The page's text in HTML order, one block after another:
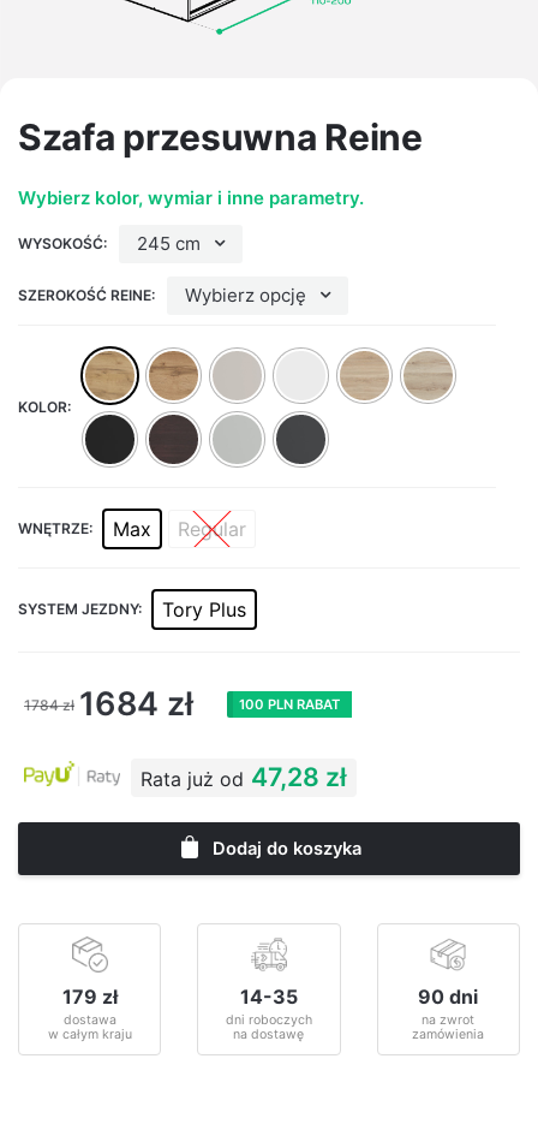
Szafa przesuwna Reine
Wybierz kolor, wymiar i inne parametry.
WYSOKOŚĆ: 245 cm
SZEROKOŚĆ REINE: Wybierz opcję
KOLOR:
WNĘTRZE: Max Regular
SYSTEM JEZDNY: Tory Plus
1784zł 1684 zł 100 PLN RABAT
Rata już od 47,28 zł
Dodaj do koszyka
179 zł
dostawa
w całym kraju
14-35
dni roboczych
na dostawę
90 dni
na zwrot
zamówienia